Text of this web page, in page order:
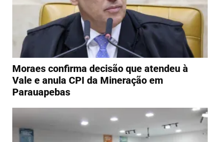
Moraes confirma decisão que atendeu à
Vale e anula CPI da Mineração em
Parauapebas